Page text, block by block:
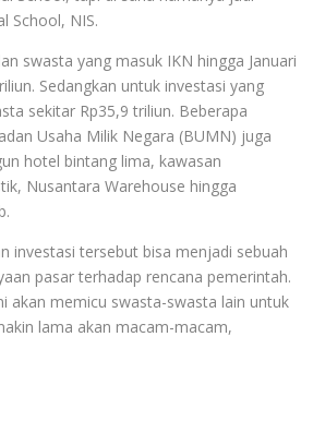
School, NIS.
swasta yang masuk IKN hingga Januari
Sedangkan untuk investasi yang
sekitar Rp35,9 triliun. Beberapa
Usaha Milik Negara (BUMN) juga
hotel bintang lima, kawasan
Nusantara Warehouse hingga
investasi tersebut bisa menjadi sebuah
pasar terhadap rencana pemerintah.
akan memicu swasta-swasta lain untuk
lama akan macam-macam,